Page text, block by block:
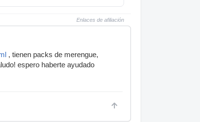
Enlaces de afiliación
, tienen packs de merengue,
espero haberte ayudado